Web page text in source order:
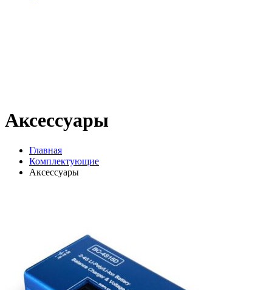
Аксессуары
Главная
Комплектующие
Аксессуары